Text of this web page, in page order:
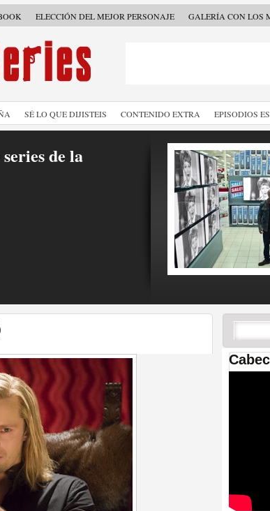
ELECCIÓN DEL MEJOR PERSONAJE GALERÍA CON LOS
SÉ LO QUE DIJISTEIS CONTENIDO EXTRA EPISODIOS
de la
de Game
tráilers
la ficción